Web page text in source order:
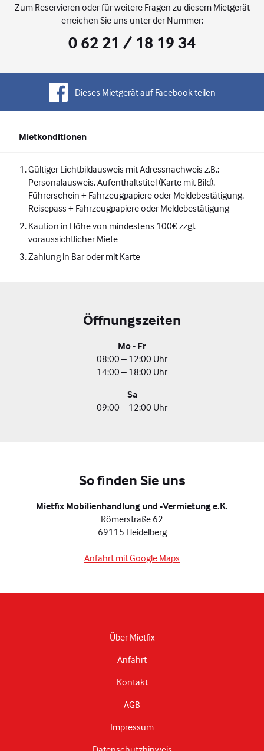
Zum Reservieren oder für weitere Fragen zu diesem Mietgerät
erreichen Sie uns unter der Nummer:
0 62 21 / 18 19 34
Dieses Mietgerät auf Facebook teilen
Mietkonditionen
Gültiger Lichtbildausweis mit Adressnachweis z.B.:
Personalausweis, Aufenthaltstitel (Karte mit Bild),
Führerschein + Fahrzeugpapiere oder Meldebestätigung,
Reisepass + Fahrzeugpapiere oder Meldebestätigung
Kaution in Höhe von mindestens 100€ zzgl.
voraussichtlicher Miete
Zahlung in Bar oder mit Karte
Öffnungszeiten
Mo - Fr
08:00 – 12:00 Uhr
14:00 – 18:00 Uhr
Sa
09:00 – 12:00 Uhr
So finden Sie uns
Mietfix Mobilienhandlung und -Vermietung e.K.
Römerstraße 62
69115 Heidelberg
Anfahrt mit Google Maps
Über Mietfix
Anfahrt
Kontakt
AGB
Impressum